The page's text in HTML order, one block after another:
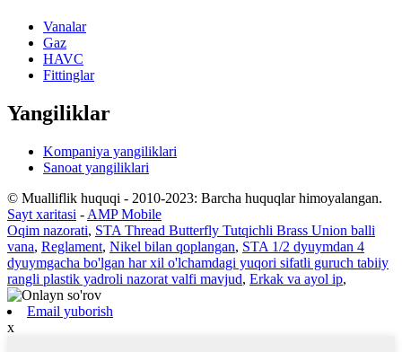
Vanalar
Gaz
HAVC
Fittinglar
Yangiliklar
Kompaniya yangiliklari
Sanoat yangiliklari
© Mualliflik huquqi - 2010-2023: Barcha huquqlar himoyalangan.
Sayt xaritasi - AMP Mobile
Oqim nazorati, STA Thread Butterfly Tutqichli Brass Union balli
vana, Reglament, Nikel bilan qoplangan, STA 1/2 dyuymdan 4
dyuymgacha bo'lgan har xil o'lchamdagi yuqori sifatli guruch tabiiy
rangli plastik yadroli nazorat valfi mavjud, Erkak va ayol ip,
Email yuborish
x